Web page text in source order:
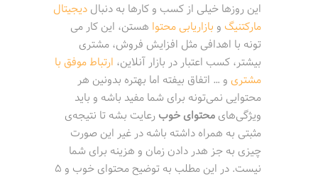
این روزها خیلی از کسب و کارها به دنبال دیجیتال
مارکتنیگ و بازاریابی محتوا هستن، این کار می
تونه با اهدافی مثل افزایش فروش، مشتری
بیشتر، کسب اعتبار در بازار آنلاین، ارتباط موفق با
مشتری و … اتفاق بیفته اما بهتره بدونین هر
محتوایی نمی‌تونه برای شما مفید باشه و باید
ویژگی‌های محتوای خوب رعایت بشه تا نتیجه‌ی
مثبتی به همراه داشته باشه در غیر این صورت
چیزی به جز هدر دادن زمان و هزینه برای شما
نیست. در این مطلب به توضیح محتوای خوب و 5